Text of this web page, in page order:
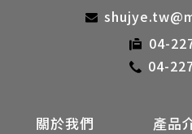
04-
04-
關於我們 產品